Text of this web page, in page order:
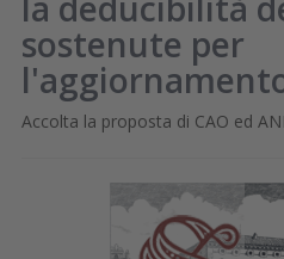
sostenute per
Accolta la proposta di CAO ed